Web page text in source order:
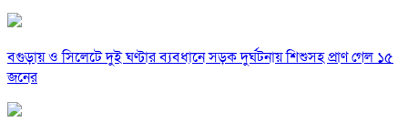
বগুড়ায় ও সিলেটে দুই ঘণ্টার ব্যবধানে সড়ক দুর্ঘটনায় শিশুসহ প্রাণ গেল ১৫
জনের